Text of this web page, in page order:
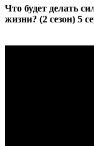
Что будет делать
жизни? (2 сезон) 5